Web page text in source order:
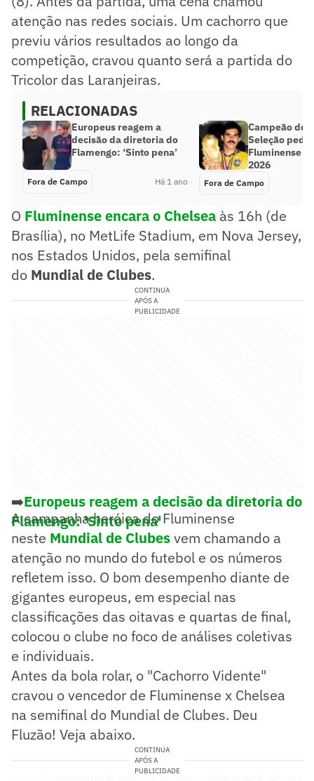
atenção nas redes sociais. Um cachorro que
previu vários resultados ao longo da
competição, cravou quanto será a partida do
Tricolor das Laranjeiras.
RELACIONADAS
Europeus reagem a
decisão da diretoria do
Flamengo: ‘Sinto pena’
Fora de Campo Há 1 ano
Campeão do
Seleção
Fluminense
2026
Fora de Campo
O Fluminense encara o Chelsea às 16h (de
Brasília), no MetLife Stadium, em Nova Jersey,
nos Estados Unidos, pela semifinal
do Mundial de Clubes.
CONTINUA
APÓS A
PUBLICIDADE
➡️Europeus reagem a decisão da diretoria do
Flamengo: 'Sinto pena'
A campanha heróica do Fluminense
neste Mundial de Clubesvem chamando a
atenção no mundo do futebol e os números
refletem isso. O bom desempenho diante de
gigantes europeus, em especial nas
classificações das oitavas e quartas de final,
colocou o clube no foco de análises coletivas
e individuais.
Antes da bola rolar, o "Cachorro Vidente"
cravou o vencedor de Fluminense x Chelsea
na semifinal do Mundial de Clubes. Deu
Fluzão! Veja abaixo.
CONTINUA
APÓS A
PUBLICIDADE